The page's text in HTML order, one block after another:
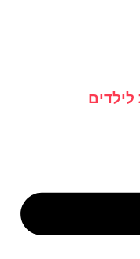
לילדים